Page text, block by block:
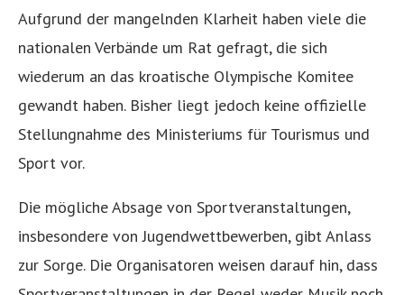
Aufgrund der mangelnden Klarheit haben viele die
nationalen Verbände um Rat gefragt, die sich
wiederum an das kroatische Olympische Komitee
gewandt haben. Bisher liegt jedoch keine offizielle
Stellungnahme des Ministeriums für Tourismus und
Sport vor.
Die mögliche Absage von Sportveranstaltungen,
insbesondere von Jugendwettbewerben, gibt Anlass
zur Sorge. Die Organisatoren weisen darauf hin, dass